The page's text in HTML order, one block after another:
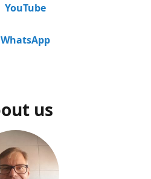
YouTube
WhatsApp
us